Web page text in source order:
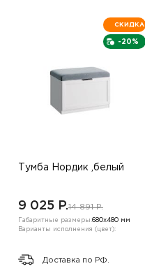
-20%
СКИДКА
Тумба Нордик ,белый
9 025 P.14 891 P.
Габаритные размеры:680х480 мм
Варианты исполнения (цвет):
Доставка по РФ.